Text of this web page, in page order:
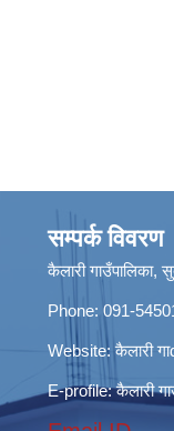
सम्पर्क विवरण
कैलारी गाउँपालिका,
Phone: 091-
Website:कैलारी
E-profile:कैलारी